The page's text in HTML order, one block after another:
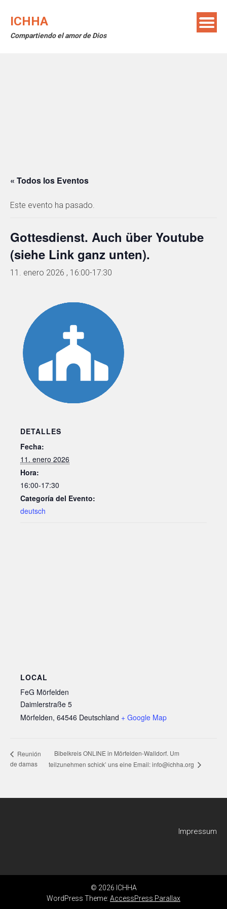
ICHHA
Compartiendo el amor de Dios
« Todos los Eventos
Este evento ha pasado.
Gottesdienst. Auch über Youtube
(siehe Link ganz unten).
11. enero 2026 , 16:00-17:30
DETALLES
Fecha:
11. enero 2026
Hora:
16:00-17:30
Categoría del Evento:
deutsch
LOCAL
FeG Mörfelden
Daimlerstraße 5
Mörfelden, 64546 Deutschland + Google Map
Reunión
de damas
Bibelkreis ONLINE in Mörfelden-Walldorf. Um
teilzunehmen schick’ uns eine Email: info@ichha.org
Impressum
© 2026 ICHHA
WordPress Theme: AccessPress Parallax